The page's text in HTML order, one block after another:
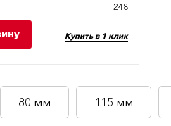
248
Купить в 1 клик
80 мм 115 мм